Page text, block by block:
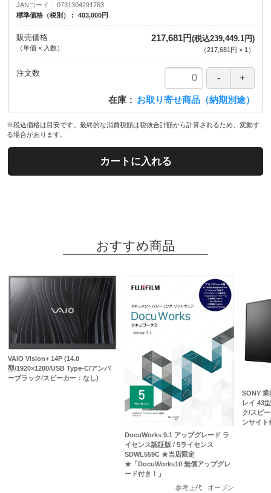
JANコード
0731304291763
標準価格（税別）
403,000円
販売価格
（単価 × 入数）
217,681円(税込239,449.1円)
（217,681円 × 1 ）
注文数
在庫 お取り寄せ商品（納期別途）
※税込価格は目安です。最終的な消費税額は税抜合計額から計算されるため、変動す
る場合があります。
カートに入れる
おすすめ商品
VAIO Vision+ 14P (14.0
型/1920×1200/USB Type-C/アンバ
ーブラック/スピーカー：なし)
DocuWorks 9.1 アップグレード ラ
イセンス認証版 / 5ライセンス
SDWL559C ★当店限定
★「DocuWorks10 無償アップグレ
ード付き！」
参考上代
オープン
SONY 業
レイ 43
ク/スピ
ンサイト